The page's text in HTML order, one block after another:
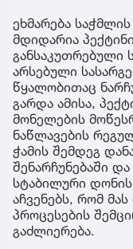
ეხმარება
მდიდარია
განსაკუთრებული
არსებული
წყალობითაც
გარდა ამისა,
მონელების
ნაწლავების
ჭამის შემდეგ
შენარჩუნებაში
სტაბილური დონის
აჩვენებს, რომ
პროცესების
გაძლიერება.